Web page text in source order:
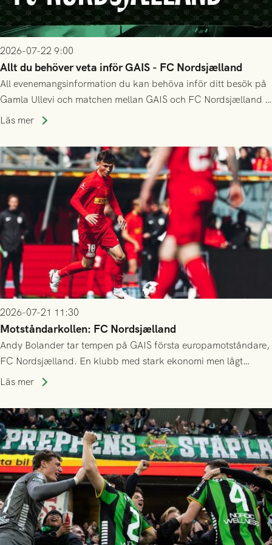
2026-07-22 9:00
Allt du behöver veta inför GAIS - FC Nordsjælland
All evenemangsinformation du kan behöva inför ditt besök på
Gamla Ullevi och matchen mellan GAIS och FC Nordsjælland i
kvalet till Conference League! Avspark kl 19.00 på torsdag
Läs mer
2026-07-21 11:30
Motståndarkollen: FC Nordsjælland
Andy Bolander tar tempen på GAIS första europamotståndare,
FC Nordsjælland. En klubb med stark ekonomi men lågt
publiksnitt, ett lag med både kollektiv styrka och individuell
Läs mer